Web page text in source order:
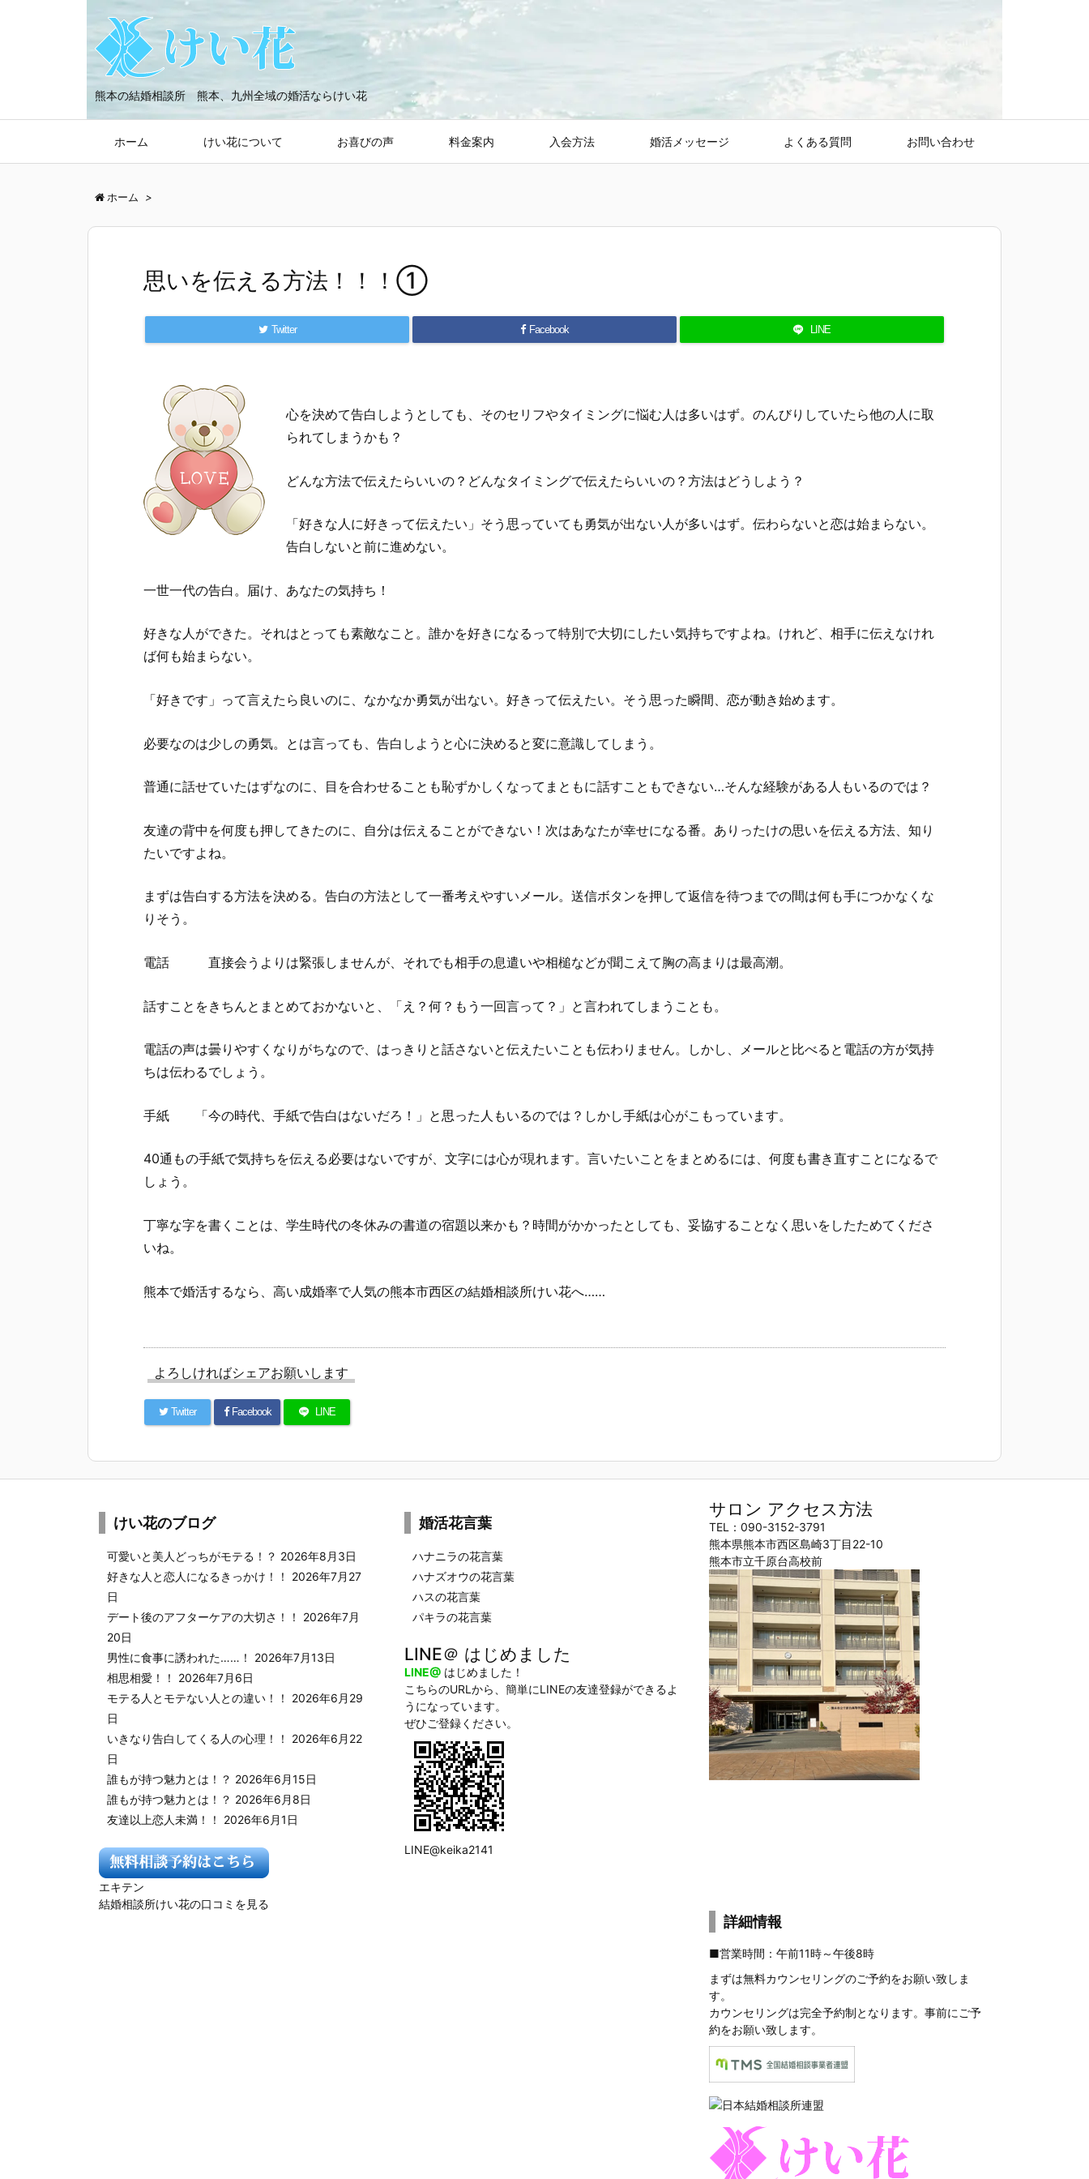
熊本の結婚相談所 熊本、九州全域の婚活ならけい花
ホーム けい花について お喜びの声 料金案内 入会方法 婚活メッセージ よくある質問 お問い合わせ
ホーム >
思いを伝える方法！！！①
Twitter Facebook LINE
心を決めて告白しようとしても、そのセリフやタイミングに悩む人は多いはず。のんびりしていたら他の人に取
られてしまうかも？
どんな方法で伝えたらいいの？どんなタイミングで伝えたらいいの？方法はどうしよう？
「好きな人に好きって伝えたい」そう思っていても勇気が出ない人が多いはず。伝わらないと恋は始まらない。
告白しないと前に進めない。
一世一代の告白。届け、あなたの気持ち！
好きな人ができた。それはとっても素敵なこと。誰かを好きになるって特別で大切にしたい気持ちですよね。けれど、相手に伝えなけれ
ば何も始まらない。
「好きです」って言えたら良いのに、なかなか勇気が出ない。好きって伝えたい。そう思った瞬間、恋が動き始めます。
必要なのは少しの勇気。とは言っても、告白しようと心に決めると変に意識してしまう。
普通に話せていたはずなのに、目を合わせることも恥ずかしくなってまともに話すこともできない…そんな経験がある人もいるのでは？
友達の背中を何度も押してきたのに、自分は伝えることができない！次はあなたが幸せになる番。ありったけの思いを伝える方法、知り
たいですよね。
まずは告白する方法を決める。告白の方法として一番考えやすいメール。送信ボタンを押して返信を待つまでの間は何も手につかなくな
りそう。
電話 直接会うよりは緊張しませんが、それでも相手の息遣いや相槌などが聞こえて胸の高まりは最高潮。
話すことをきちんとまとめておかないと、「え？何？もう一回言って？」と言われてしまうことも。
電話の声は曇りやすくなりがちなので、はっきりと話さないと伝えたいことも伝わりません。しかし、メールと比べると電話の方が気持
ちは伝わるでしょう。
手紙 「今の時代、手紙で告白はないだろ！」と思った人もいるのでは？しかし手紙は心がこもっています。
40通もの手紙で気持ちを伝える必要はないですが、文字には心が現れます。言いたいことをまとめるには、何度も書き直すことになるで
しょう。
丁寧な字を書くことは、学生時代の冬休みの書道の宿題以来かも？時間がかかったとしても、妥協することなく思いをしたためてくださ
いね。
熊本で婚活するなら、高い成婚率で人気の熊本市西区の結婚相談所けい花へ……
よろしければシェアお願いします
Twitter Facebook LINE
けい花のブログ
可愛いと美人どっちがモテる！？ 2026年8月3日
好きな人と恋人になるきっかけ！！
2026年7月27
日
デート後のアフターケアの大切さ！！
2026年7月
20日
男性に食事に誘われた……！
2026年7月13日
相思相愛！！
2026年7月6日
モテる人とモテない人との違い！！
2026年6月29
日
いきなり告白してくる人の心理！！
2026年6月22
日
誰もが持つ魅力とは！？ 2026年6月15日
誰もが持つ魅力とは！？ 2026年6月8日
友達以上恋人未満！！
2026年6月1日
エキテン
結婚相談所けい花の口コミを見る
婚活花言葉
ハナニラの花言葉
ハナズオウの花言葉
ハスの花言葉
パキラの花言葉
LINE＠ はじめました
LINE@はじめました！
こちらのURLから、簡単にLINEの友達登録ができるよ
うになっています。
ぜひご登録ください。
LINE@keika2141
サロン アクセス方法
TEL：090-3152-3791
熊本県熊本市西区島崎3丁目22-10
熊本市立千原台高校前
詳細情報
■営業時間：午前11時～午後8時
まずは無料カウンセリングのご予約をお願い致しま
す。
カウンセリングは完全予約制となります。事前にご予
約をお願い致します。